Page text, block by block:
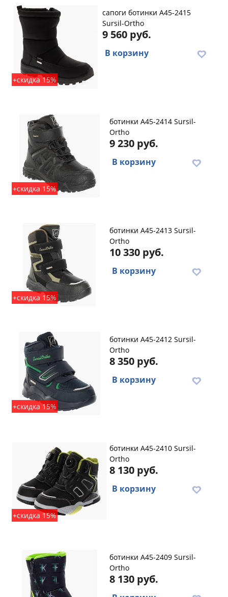
+скидка 15%
сапоги ботинки A45-2415
Sursil-Ortho
9 560 руб.
В корзину
+скидка 15%
ботинки A45-2414 Sursil-
Ortho
9 230 руб.
В корзину
+скидка 15%
ботинки A45-2413 Sursil-
Ortho
10 330 руб.
В корзину
+скидка 15%
ботинки A45-2412 Sursil-
Ortho
8 350 руб.
В корзину
+скидка 15%
ботинки A45-2410 Sursil-
Ortho
8 130 руб.
В корзину
ботинки A45-2409 Sursil-
Ortho
8 130 руб.